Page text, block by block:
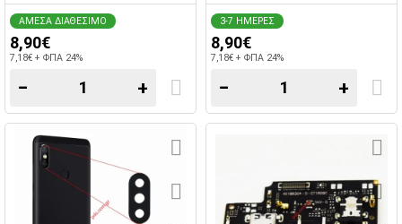
ΑΜΕΣΑ ΔΙΑΘΕΣΙΜΟ
8,90€
7,18€ + ΦΠΑ 24%
− +
3-7 ΗΜΕΡΕΣ
8,90€
7,18€ + ΦΠΑ 24%
− +